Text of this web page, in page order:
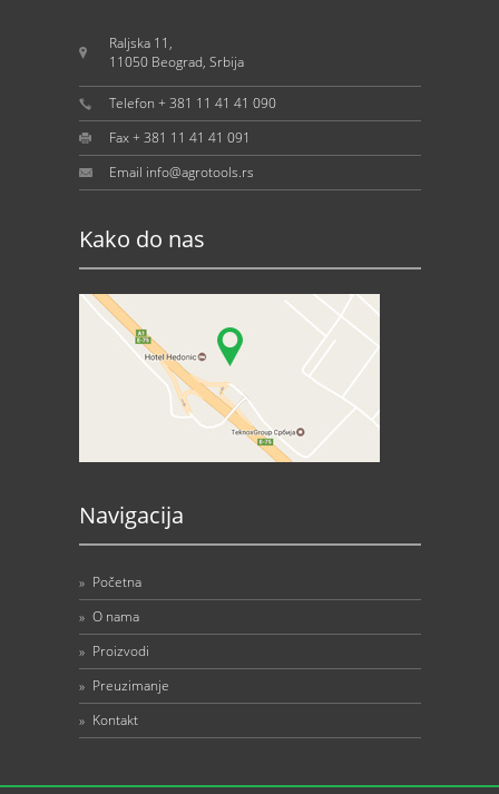
Raljska 11,
11050 Beograd, Srbija
Telefon + 381 11 41 41 090
Fax + 381 11 41 41 091
Email info@agrotools.rs
Kako do nas
Navigacija
» Početna
» O nama
» Proizvodi
» Preuzimanje
» Kontakt